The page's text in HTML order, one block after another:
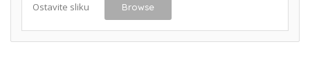
Ostavite sliku Browse